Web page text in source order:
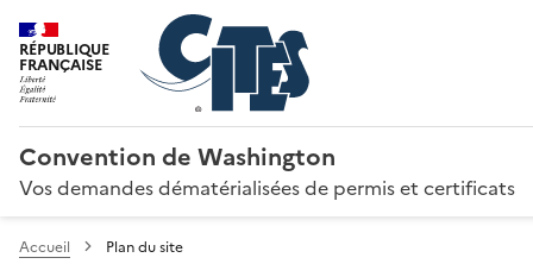
RÉPUBLIQUE
FRANÇAISE
Convention de Washington
Vos demandes dématérialisées de permis et certificats
Accueil Plan du site